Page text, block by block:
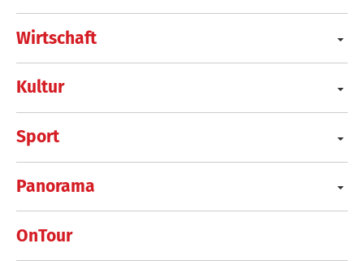
Wirtschaft
Kultur
Sport
Panorama
OnTour